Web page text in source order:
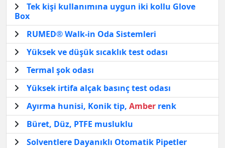
Tek kişi kullanımına uygun iki kollu Glove
Box
RUMED® Walk-in Oda Sistemleri
Yüksek ve düşük sıcaklık test odası
Termal şok odası
Yüksek irtifa alçak basınç test odası
Ayırma hunisi, Konik tip, Amber renk
Büret, Düz, PTFE musluklu
Solventlere Dayanıklı Otomatik Pipetler